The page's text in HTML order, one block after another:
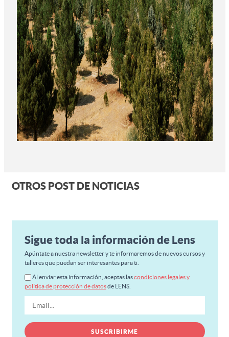
OTROS POST DE NOTICIAS
Sigue toda la información de Lens
Apúntate a nuestra newsletter y te informaremos de nuevos cursos y
talleres que puedan ser interesantes para ti.
Al enviar esta información, aceptas lascondiciones legales y
política de protección de datosde LENS.